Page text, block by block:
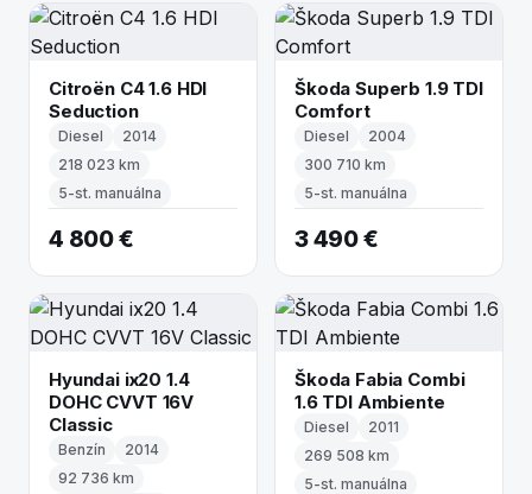
Citroën C4 1.6 HDI
Seduction
Diesel
2014
218 023 km
5-st. manuálna
4 800 €
Škoda Superb 1.9 TDI
Comfort
Diesel
2004
300 710 km
5-st. manuálna
3 490 €
Hyundai ix20 1.4
DOHC CVVT 16V
Classic
Benzín
2014
92 736 km
Škoda Fabia Combi
1.6 TDI Ambiente
Diesel
2011
269 508 km
5-st. manuálna